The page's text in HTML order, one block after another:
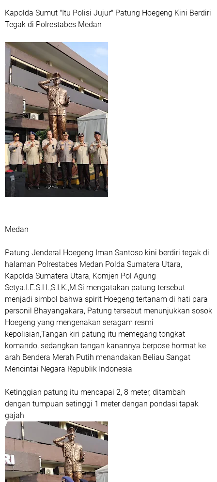
Kapolda Sumut "Itu Polisi Jujur" Patung Hoegeng Kini Berdiri
Tegak di Polrestabes Medan
Medan
Patung Jenderal Hoegeng Iman Santoso kini berdiri tegak di
halaman Polrestabes Medan Polda Sumatera Utara,
Kapolda Sumatera Utara, Komjen Pol Agung
Setya.I.E.S.H.,S.I.K.,M.Si mengatakan patung tersebut
menjadi simbol bahwa spirit Hoegeng tertanam di hati para
personil Bhayangakara, Patung tersebut menunjukkan sosok
Hoegeng yang mengenakan seragam resmi
kepolisian,Tangan kiri patung itu memegang tongkat
komando, sedangkan tangan kanannya berpose hormat ke
arah Bendera Merah Putih menandakan Beliau Sangat
Mencintai Negara Republik Indonesia
Ketinggian patung itu mencapai 2, 8 meter, ditambah
dengan tumpuan setinggi 1 meter dengan pondasi tapak
gajah